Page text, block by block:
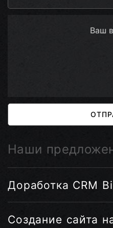
Наши
Доработка CRM
Создание сайта